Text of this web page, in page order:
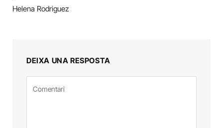
Helena Rodriguez
DEIXA UNA RESPOSTA